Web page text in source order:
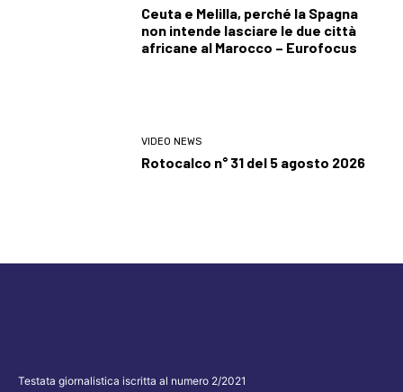
Ceuta e Melilla, perché la Spagna
non intende lasciare le due città
africane al Marocco – Eurofocus
VIDEO NEWS
Rotocalco n° 31 del 5 agosto 2026
Testata giornalistica iscritta al numero 2/2021